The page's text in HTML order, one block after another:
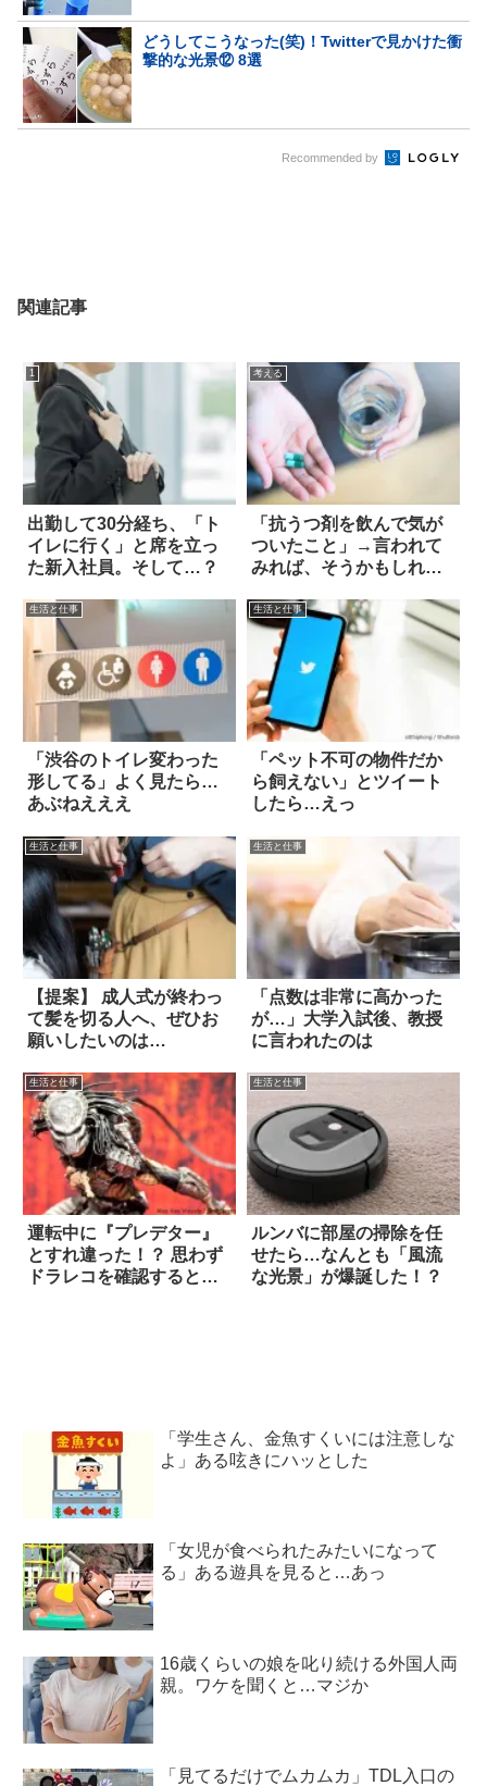
どうしてこうなった(笑)！Twitterで見かけた衝
撃的な光景⑫ 8選
Recommended by
関連記事
1
出勤して30分経ち、「ト
イレに行く」と席を立っ
た新入社員。そして…？
考える
「抗うつ剤を飲んで気が
ついたこと」→言われて
みれば、そうかもしれな
生活と仕事
「渋谷のトイレ変わった
形してる」よく見たら…
あぶねえええ
生活と仕事
「ペット不可の物件だか
ら飼えない」とツイート
したら…えっ
生活と仕事
【提案】 成人式が終わっ
て髪を切る人へ、ぜひお
願いしたいのは…
生活と仕事
「点数は非常に高かった
が…」大学入試後、教授
に言われたのは
生活と仕事
運転中に『プレデター』
とすれ違った！？ 思わず
ドラレコを確認すると…
生活と仕事
ルンバに部屋の掃除を任
せたら…なんとも「風流
な光景」が爆誕した！？
「学生さん、金魚すくいには注意しな
よ」ある呟きにハッとした
「女児が食べられたみたいになって
る」ある遊具を見ると…あっ
16歳くらいの娘を叱り続ける外国人両
親。ワケを聞くと…マジか
「見てるだけでムカムカ」TDL入口の